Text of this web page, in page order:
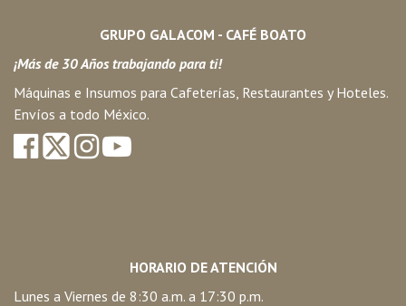
GRUPO GALACOM - CAFÉ BOATO
¡Más de 30 Años trabajando para ti!
Máquinas e Insumos para Cafeterías, Restaurantes y Hoteles.
Envíos a todo México.
HORARIO DE ATENCIÓN
Lunes a Viernes de 8:30 a.m. a 17:30 p.m.